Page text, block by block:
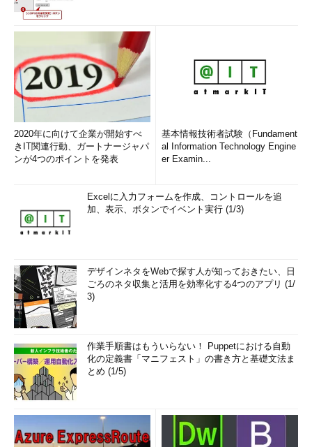
2020年に向けて企業が開始すべ
きIT関連行動、ガートナージャパ
ンが4つのポイントを発表
基本情報技術者試験（Fundament
al Information Technology Engine
er Examin...
Excelに入力フォームを作成、コントロールを追
加、表示、ボタンでイベント実行 (1/3)
デザインネタをWebで探す人が知っておきたい、日
ごろのネタ収集と活用を効率化する4つのアプリ (1/
3)
作業手順書はもういらない！ Puppetにおける自動
化の定義書「マニフェスト」の書き方と基礎文法ま
とめ (1/5)